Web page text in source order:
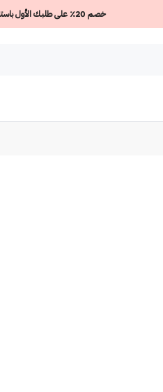
خصم 20٪ على طلبك الأول باستخدام كود NEW20